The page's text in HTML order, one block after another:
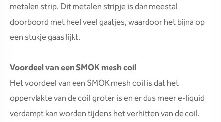
metalen strip. Dit metalen stripje is dan meestal
doorboord met heel veel gaatjes, waardoor het bijna op
een stukje gaas lijkt.
Voordeel van een SMOK mesh coil
Het voordeel van een SMOK mesh coil is dat het
oppervlakte van de coil groter is en er dus meer e-liquid
verdampt kan worden tijdens het verhitten van de coil.